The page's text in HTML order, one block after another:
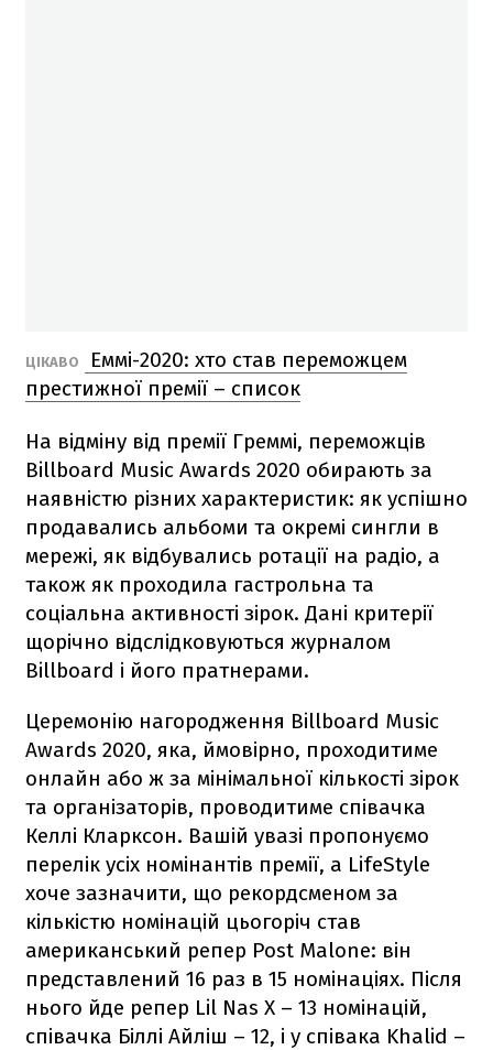
ЦІКАВО
Еммі-2020: хто став переможцем
престижної премії – список
На відміну від премії Греммі, переможців
Billboard Music Awards 2020 обирають за
наявністю різних характеристик: як успішно
продавались альбоми та окремі сингли в
мережі, як відбувались ротації на радіо, а
також як проходила гастрольна та
соціальна активності зірок. Дані критерії
щорічно відслідковуються журналом
Billboard і його пратнерами.
Церемонію нагородження Billboard Music
Awards 2020, яка, ймовірно, проходитиме
онлайн або ж за мінімальної кількості зірок
та організаторів, проводитиме співачка
Келлі Кларксон. Вашій увазі пропонуємо
перелік усіх номінантів премії, а LifeStyle
хоче зазначити, що рекордсменом за
кількістю номінацій цьогоріч став
американський репер Post Malone: ​​він
представлений 16 раз в 15 номінаціях. Після
нього йде репер Lil Nas X – 13 номінацій,
співачка Біллі Айліш – 12, і у співака Khalid –